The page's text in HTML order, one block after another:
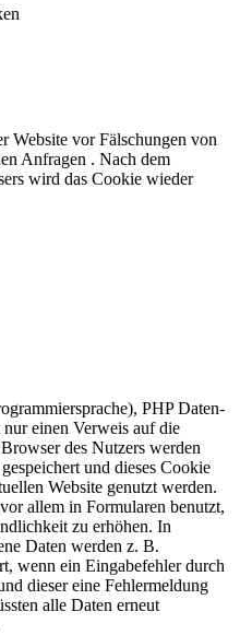
Website vor Fälschungen von
Anfragen . Nach dem
wird das Cookie wieder
PHP Daten-
einen Verweis auf die
des Nutzers werden
und dieses Cookie
Website genutzt werden.
allem in Formularen benutzt,
zu erhöhen. In
Daten werden z. B.
wenn ein Eingabefehler durch
dieser eine Fehlermeldung
alle Daten erneut